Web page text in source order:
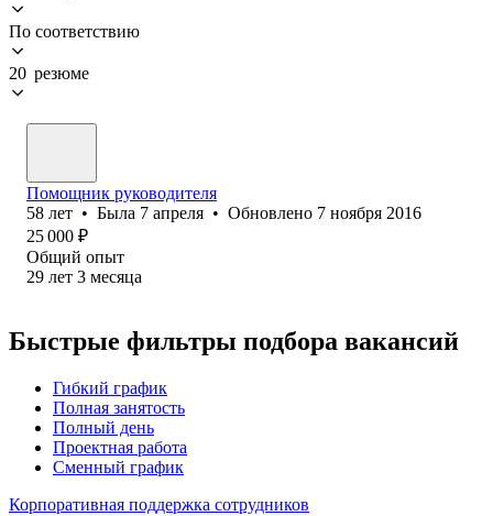
По соответствию
20 резюме
Помощник руководителя
58 лет • Была 7 апреля • Обновлено 7 ноября 2016
25 000 ₽
Общий опыт
29 лет 3 месяца
Быстрые фильтры подбора вакансий
Гибкий график
Полная занятость
Полный день
Проектная работа
Сменный график
Корпоративная поддержка сотрудников